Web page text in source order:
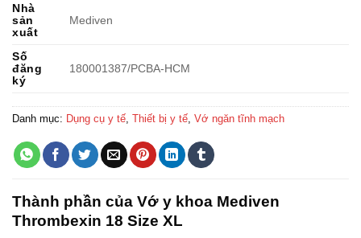
Nhà
sản
xuất
Mediven
Số
đăng
ký
180001387/PCBA-HCM
Danh mục: Dụng cụ y tế Thiết bị y tế Vớ ngăn tĩnh mạch
Thành phần của Vớ y khoa Mediven
Thrombexin 18 Size XL